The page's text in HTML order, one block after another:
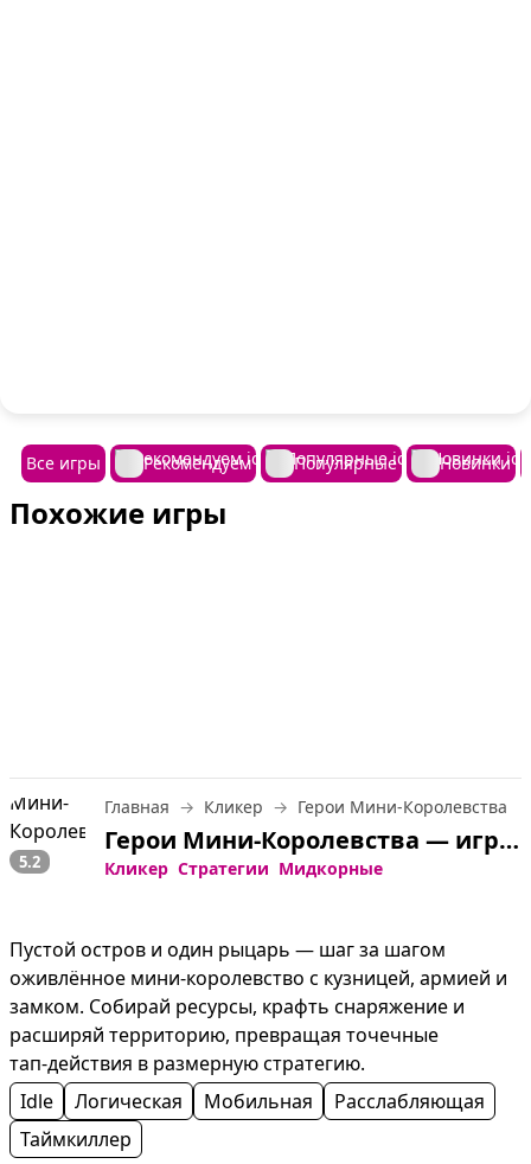
Все игры Рекомендуем Популярные Новинки
Похожие игры
5.2
Главная Кликер Герои Мини-Королевства
Герои Мини-Королевства — играть онлайн бесплатно
Кликер Стратегии Мидкорные
Пустой остров и один рыцарь — шаг за шагом
оживлённое мини‑королевство с кузницей, армией и
замком. Собирай ресурсы, крафть снаряжение и
расширяй территорию, превращая точечные
тап‑действия в размерную стратегию.
Idle
Логическая Мобильная
Расслабляющая
Таймкиллер